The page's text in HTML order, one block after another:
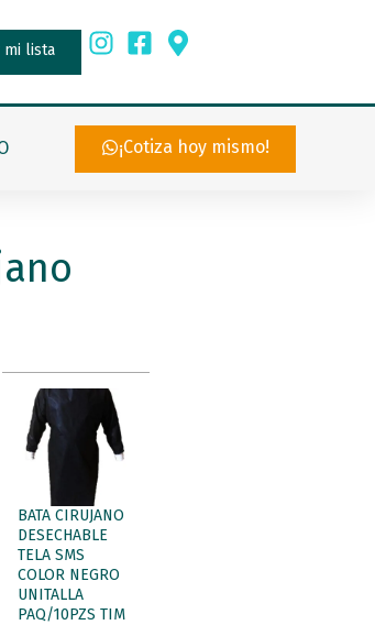
mi lista
¡Cotiza hoy mismo!
BATA CIRUJANO
DESECHABLE
TELA SMS
COLOR NEGRO
UNITALLA
PAQ/10PZS TIM